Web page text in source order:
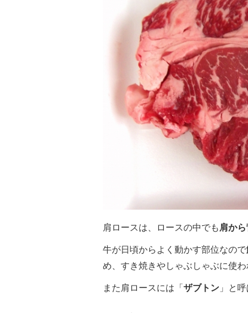
肩ロースは、ロースの中でも肩か
牛が日頃からよく動かす部位なので
め、すき焼きやしゃぶしゃぶに使わ
また肩ロースには「ザブトン 」と